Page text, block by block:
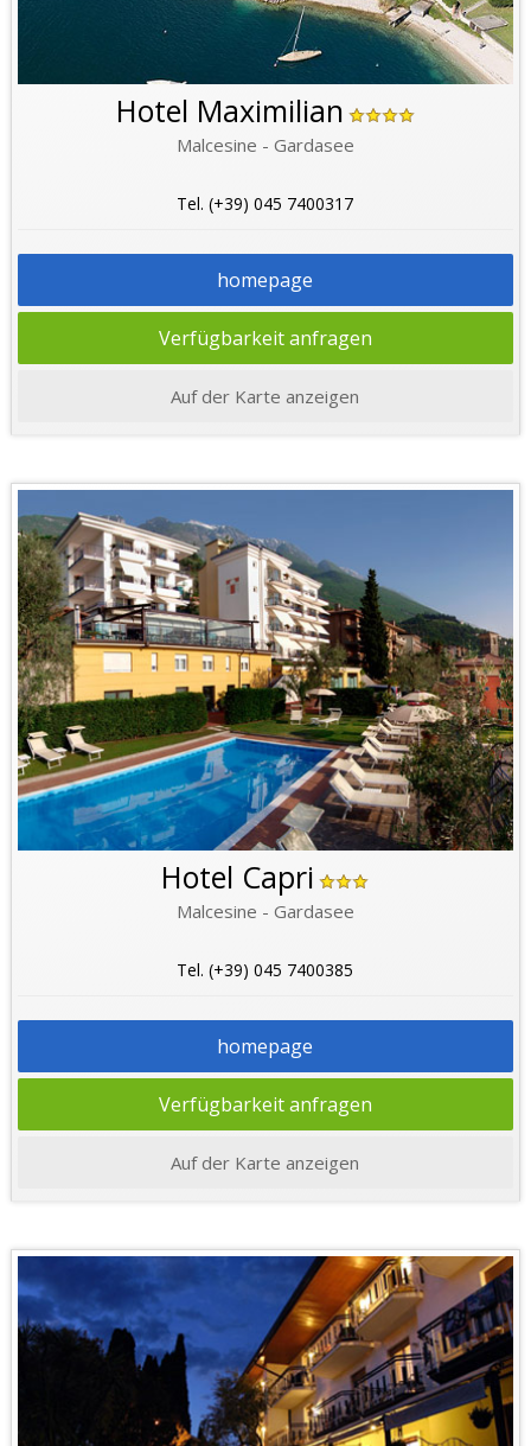
Hotel Maximilian
Malcesine - Gardasee
Tel. (+39) 045 7400317
homepage
Verfügbarkeit anfragen
Auf der Karte anzeigen
Hotel Capri
Malcesine - Gardasee
Tel. (+39) 045 7400385
homepage
Verfügbarkeit anfragen
Auf der Karte anzeigen